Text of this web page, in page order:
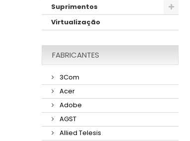
Suprimentos
Virtualização
FABRICANTES
3Com
Acer
Adobe
AGST
Allied Telesis